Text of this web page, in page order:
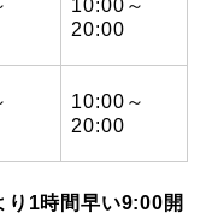
10:00～
20:00
10:00～
20:00
り1時間早い9:00開